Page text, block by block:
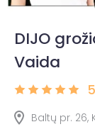
DIJO
Vaida
Baltų pr. 26,